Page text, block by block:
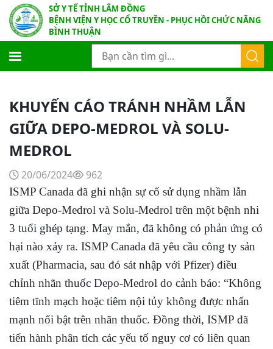
SỞ Y TẾ TỈNH LÂM ĐỒNG
BỆNH VIỆN Y HỌC CỔ TRUYỀN - PHỤC HỒI CHỨC NĂNG
BÌNH THUẬN
KHUYẾN CÁO TRÁNH NHẦM LẪN
GIỮA DEPO-MEDROL VÀ SOLU-
MEDROL
20/06/2024 962
ISMP Canada đã ghi nhận sự cố sử dụng nhầm lẫn
giữa Depo-Medrol và Solu-Medrol trên một bệnh nhi
3 tuổi ghép tạng. May mắn, đã không có phản ứng có
hại nào xảy ra. ISMP Canada đã yêu cầu công ty sản
xuất (Pharmacia, sau đó sát nhập với Pfizer) điều
chỉnh nhãn thuốc Depo-Medrol do cảnh báo: “Không
tiêm tĩnh mạch hoặc tiêm nội tủy không được nhấn
mạnh nổi bật trên nhãn thuốc. Đồng thời, ISMP đã
tiến hành phân tích các yếu tố nguy cơ có liên quan